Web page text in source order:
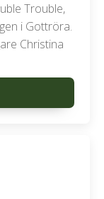
Trouble,
i Gottröra.
Christina